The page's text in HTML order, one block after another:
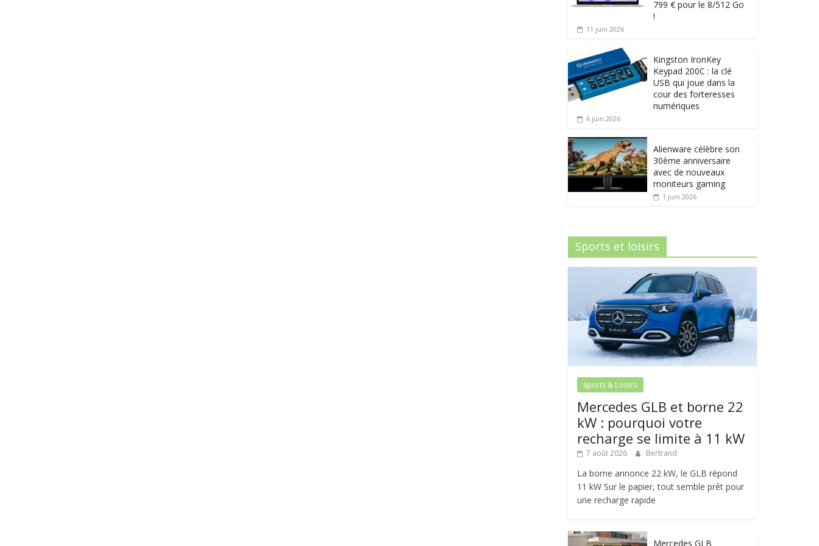
799 € pour le 8/512 Go
!
11 juin 2026
Kingston IronKey
Keypad 200C : la clé
USB qui joue dans la
cour des forteresses
numériques
6 juin 2026
Alienware célèbre son
30ème anniversaire
avec de nouveaux
moniteurs gaming
1 juin 2026
Sports et loisirs
Sports & Loisirs
Mercedes GLB et borne 22
kW : pourquoi votre
recharge se limite à 11 kW
7 août 2026 Bertrand
La borne annonce 22 kW, le GLB répond
11 kW Sur le papier, tout semble prêt pour
une recharge rapide
Mercedes GLB